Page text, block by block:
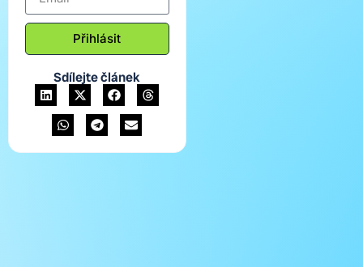
Přihlásit
Sdílejte článek